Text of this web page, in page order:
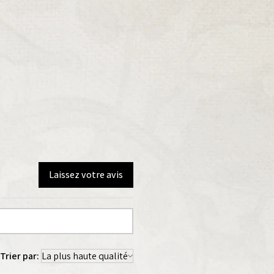
Laissez votre avis
Trier par: